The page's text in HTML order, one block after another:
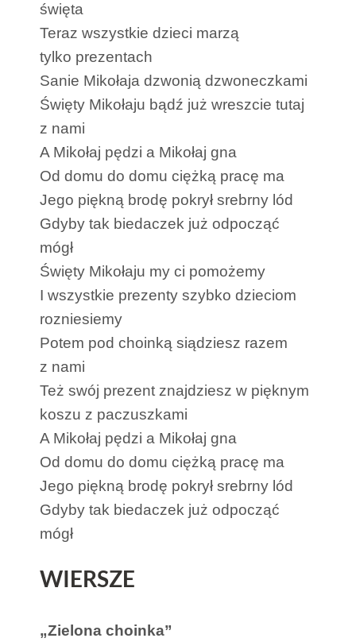
święta
Teraz wszystkie dzieci marzą
tylko prezentach
Sanie Mikołaja dzwonią dzwoneczkami
Święty Mikołaju bądź już wreszcie tutaj
z nami
A Mikołaj pędzi a Mikołaj gna
Od domu do domu ciężką pracę ma
Jego piękną brodę pokrył srebrny lód
Gdyby tak biedaczek już odpocząć
mógł
Święty Mikołaju my ci pomożemy
I wszystkie prezenty szybko dzieciom
rozniesiemy
Potem pod choinką siądziesz razem
z nami
Też swój prezent znajdziesz w pięknym
koszu z paczuszkami
A Mikołaj pędzi a Mikołaj gna
Od domu do domu ciężką pracę ma
Jego piękną brodę pokrył srebrny lód
Gdyby tak biedaczek już odpocząć
mógł
WIERSZE
„Zielona choinka”